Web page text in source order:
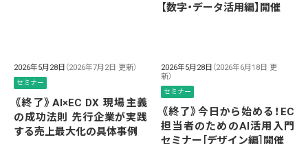
【数字・データ活用編】開催
2026年5月28日 （2026年7月2日 更新）
セミナー
《終了》AI×EC DX 現場主義
の成功法則 先行企業が実践
する売上最大化の具体事例
2026年5月28日 （2026年6月18日 更
新）
セミナー
《終了》今日から始める！EC
担当者のためのAI活用入門
セミナー［デザイン編］開催